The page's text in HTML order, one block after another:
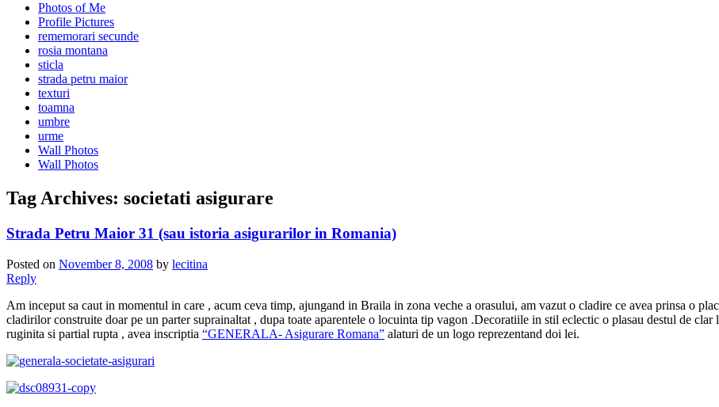
Photos of Me
Profile Pictures
rememorari secunde
rosia montana
sticla
strada petru maior
texturi
toamna
umbre
urme
Wall Photos
Wall Photos
Tag Archives: societati asigurare
Strada Petru Maior 31 (sau istoria asigurarilor in Romania)
Posted on November 8, 2008 by lecitina
Reply
Am inceput sa caut in momentul in care , acum ceva timp, ajungand in Braila in zona veche a orasului, am vazut o cladire ce avea prinsa o
cladirilor construite doar pe un parter suprainaltat , dupa toate aparentele o locuinta tip vagon .Decoratiile in stil eclectic o plasau destul de
ruginita si partial rupta , avea inscriptia “GENERALA- Asigurare Romana” alaturi de un logo reprezentand doi lei.